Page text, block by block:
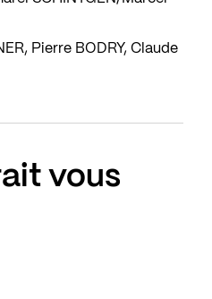
Pierre BODRY, Claude
vous